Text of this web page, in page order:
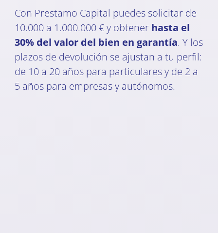
Con Prestamo Capital puedes solicitar de
10.000 a 1.000.000 € y obtenerhasta el
30% del valor del bien en garantía. Y los
plazos de devolución se ajustan a tu perfil:
de 10 a 20 años para particulares y de 2 a
5 años para empresas y autónomos.